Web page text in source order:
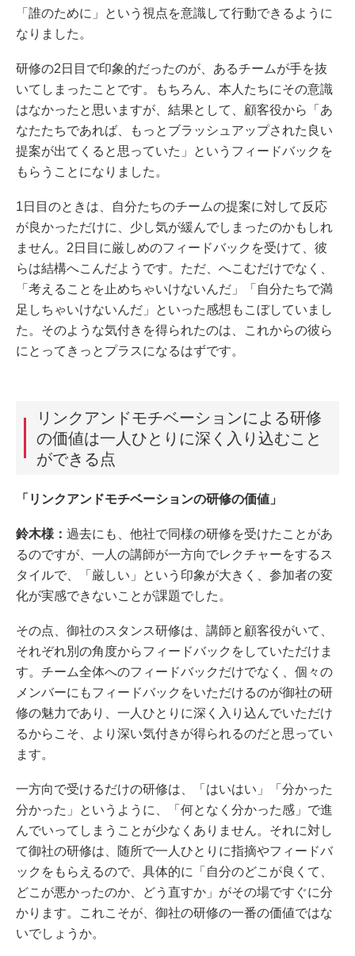
「誰のために」という視点を意識して行動できるように
なりました。
研修の2日目で印象的だったのが、あるチームが手を抜
いてしまったことです。もちろん、本人たちにその意識
はなかったと思いますが、結果として、顧客役から「あ
なたたちであれば、もっとブラッシュアップされた良い
提案が出てくると思っていた」というフィードバックを
もらうことになりました。
1日目のときは、自分たちのチームの提案に対して反応
が良かっただけに、少し気が緩んでしまったのかもしれ
ません。2日目に厳しめのフィードバックを受けて、彼
らは結構へこんだようです。ただ、へこむだけでなく、
「考えることを止めちゃいけないんだ」「自分たちで満
足しちゃいけないんだ」といった感想もこぼしていまし
た。そのような気付きを得られたのは、これからの彼ら
にとってきっとプラスになるはずです。
リンクアンドモチベーションによる研修
の価値は一人ひとりに深く入り込むこと
ができる点
「リンクアンドモチベーションの研修の価値」
鈴木様： 過去にも、他社で同様の研修を受けたことがあ
るのですが、一人の講師が一方向でレクチャーをするス
タイルで、「厳しい」という印象が大きく、参加者の変
化が実感できないことが課題でした。
その点、御社のスタンス研修は、講師と顧客役がいて、
それぞれ別の角度からフィードバックをしていただけま
す。チーム全体へのフィードバックだけでなく、個々の
メンバーにもフィードバックをいただけるのが御社の研
修の魅力であり、一人ひとりに深く入り込んでいただけ
るからこそ、より深い気付きが得られるのだと思ってい
ます。
一方向で受けるだけの研修は、「はいはい」「分かった
分かった」というように、「何となく分かった感」で進
んでいってしまうことが少なくありません。それに対し
て御社の研修は、随所で一人ひとりに指摘やフィードバ
ックをもらえるので、具体的に「自分のどこが良くて、
どこが悪かったのか、どう直すか」がその場ですぐに分
かります。これこそが、御社の研修の一番の価値ではな
いでしょうか。